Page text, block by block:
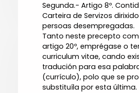
Segunda.- Artigo 8º.
Carteira de Servizos
persoas desempregadas.
Tanto neste precepto
artigo 20º, emprégase o
curriculum vitae, cando
tradución para esa
(currículo), polo que se
substituíla por esta última.